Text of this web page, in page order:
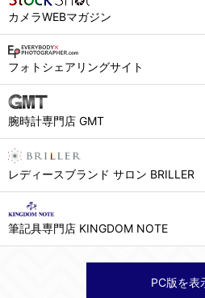
６．個人情報に関するお問合せ対応
シュッピン株式会社 個人情報相
Mail：privacy@syuppin.com (受
カメラWEBマガジン
フォトシェアリングサイト
腕時計専門店 GMT
レディースブランド サロン BRILLER
筆記具専門店 KINGDOM NOTE
PC版を表